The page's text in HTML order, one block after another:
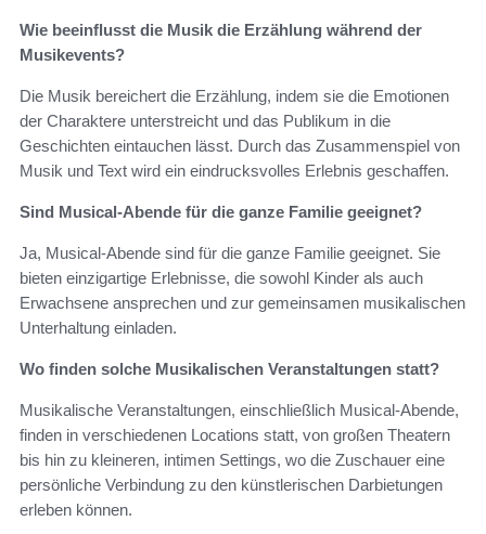
Wie beeinflusst die Musik die Erzählung während der
Musikevents?
Die Musik bereichert die Erzählung, indem sie die Emotionen
der Charaktere unterstreicht und das Publikum in die
Geschichten eintauchen lässt. Durch das Zusammenspiel von
Musik und Text wird ein eindrucksvolles Erlebnis geschaffen.
Sind Musical-Abende für die ganze Familie geeignet?
Ja, Musical-Abende sind für die ganze Familie geeignet. Sie
bieten einzigartige Erlebnisse, die sowohl Kinder als auch
Erwachsene ansprechen und zur gemeinsamen musikalischen
Unterhaltung einladen.
Wo finden solche Musikalischen Veranstaltungen statt?
Musikalische Veranstaltungen, einschließlich Musical-Abende,
finden in verschiedenen Locations statt, von großen Theatern
bis hin zu kleineren, intimen Settings, wo die Zuschauer eine
persönliche Verbindung zu den künstlerischen Darbietungen
erleben können.